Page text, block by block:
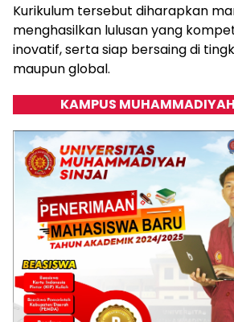
Kurikulum tersebut diharapkan
menghasilkan lulusan yang
inovatif, serta siap bersaing di
maupun global.
KAMPUS MUHAMMADIYAH